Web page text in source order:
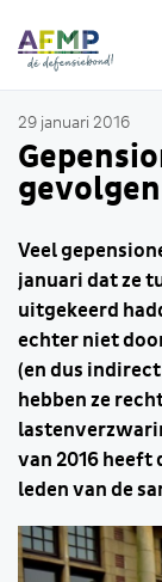
29 januari 2016
Veel
januari dat ze
uitgekeerd
echter niet
(en dus
hebben ze
van 2016
leden van de